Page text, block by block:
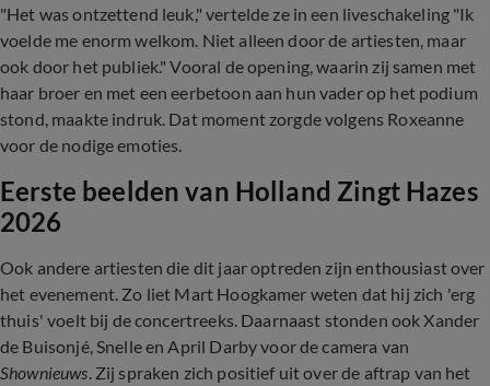
"Het was ontzettend leuk," vertelde ze in een liveschakeling "Ik
voelde me enorm welkom. Niet alleen door de artiesten, maar
ook door het publiek." Vooral de opening, waarin zij samen met
haar broer en met een eerbetoon aan hun vader op het podium
stond, maakte indruk. Dat moment zorgde volgens Roxeanne
voor de nodige emoties.
Eerste beelden van Holland Zingt Hazes
2026
Ook andere artiesten die dit jaar optreden zijn enthousiast over
het evenement. Zo liet Mart Hoogkamer weten dat hij zich 'erg
thuis' voelt bij de concertreeks. Daarnaast stonden ook Xander
de Buisonjé, Snelle en April Darby voor de camera van
Shownieuws. Zij spraken zich positief uit over de aftrap van het